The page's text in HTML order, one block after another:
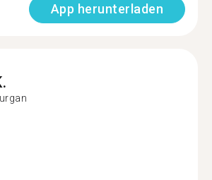
App herunterladen